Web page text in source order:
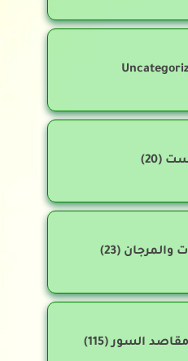
(20)
والمرجان (23)
السور(115)